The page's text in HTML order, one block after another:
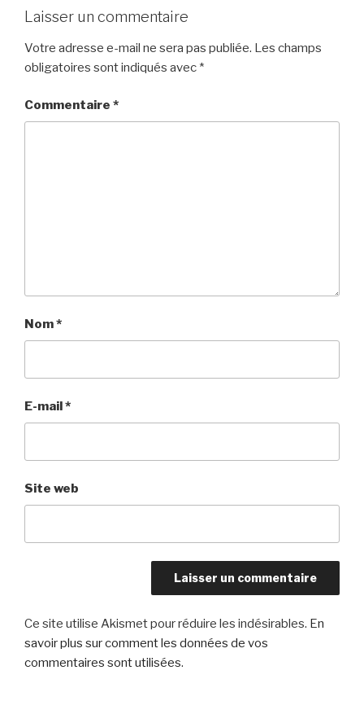
Laisser un commentaire
Votre adresse e-mail ne sera pas publiée. Les champs
obligatoires sont indiqués avec *
Commentaire *
Nom*
E-mail*
Site web
Ce site utilise Akismet pour réduire les indésirables. En
savoir plus sur comment les données de vos
commentaires sont utilisées.